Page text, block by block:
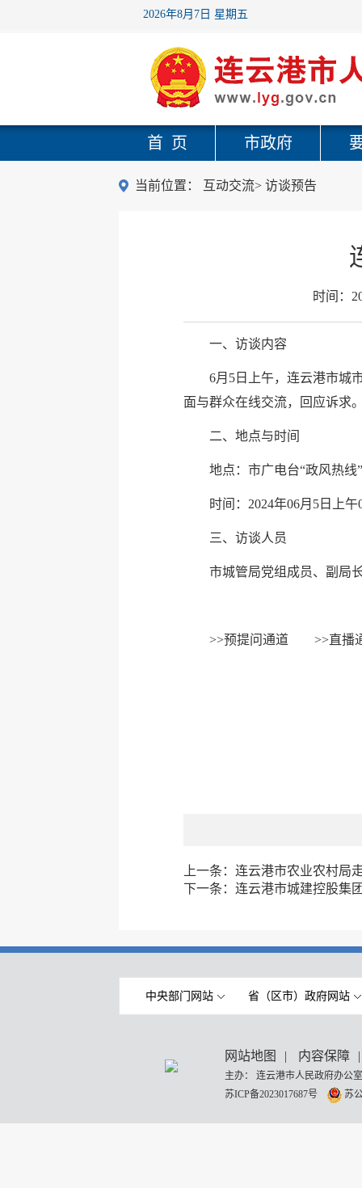
2026年8月7日 星期五
首 页 市政府
当前位置： 互动交流> 访谈预告
时间：
一、访谈内容
6月5日上午，连云港市城
面与群众在线交流，回应诉求
二、地点与时间
地点：市广电台“政风热线
时间：2024年06月5日上午
三、访谈人员
市城管局党组成员、副局
>>预提问通道>>直播
上一条： 连云港市农业农村局
下一条： 连云港市城建控股集
中央部门网站 省（区市）政府网站
网站地图 | 内容保障 |
主办： 连云港市人民政府办
苏ICP备2023017687号
苏